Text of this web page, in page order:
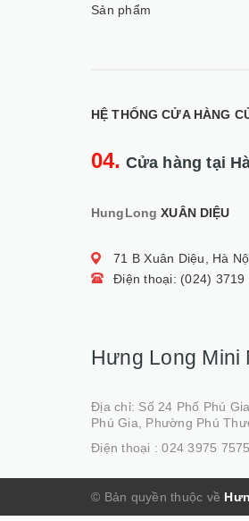
Sản phẩm
HỆ THỐNG CỬA HÀNG
04. Cửa hàng tại
HungLong XUÂN DIỆU
71 B Xuân Diệu, Hà
Điện thoại: (024) 3719
Hưng Long Mini
Địa chỉ: Số 24 Phố Phú
Phú Gia, Phường Phú
Điện thoại :024 3975 7575
© Bản quyền thuộc về